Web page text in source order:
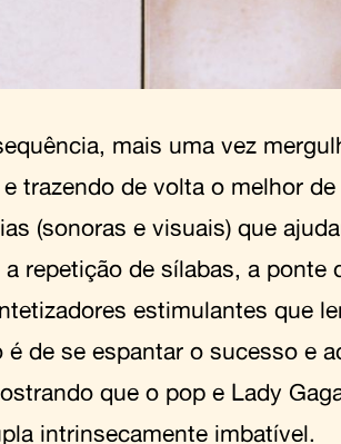
mais uma vez
trazendo de volta o melhor
(sonoras e visuais) que
repetição de sílabas, a ponte
estimulantes que
de se espantar o sucesso e
que o pop e Lady
intrinsecamente imbatível.